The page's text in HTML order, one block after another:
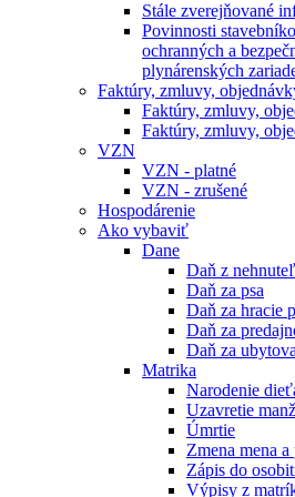
Stále zverejňované
Povinnosti
ochranných a
plynárenských
Faktúry, zmluvy,
Faktúry, zmluvy,
Faktúry, zmluvy,
VZN
VZN - platné
VZN - zrušené
Hospodárenie
Ako vybaviť
Dane
Daň z
Daň za psa
Daň za hracie
Daň za
Daň za
Matrika
Narodenie
Uzavretie
Úmrtie
Zmena mena
Zápis do
Výpisy z